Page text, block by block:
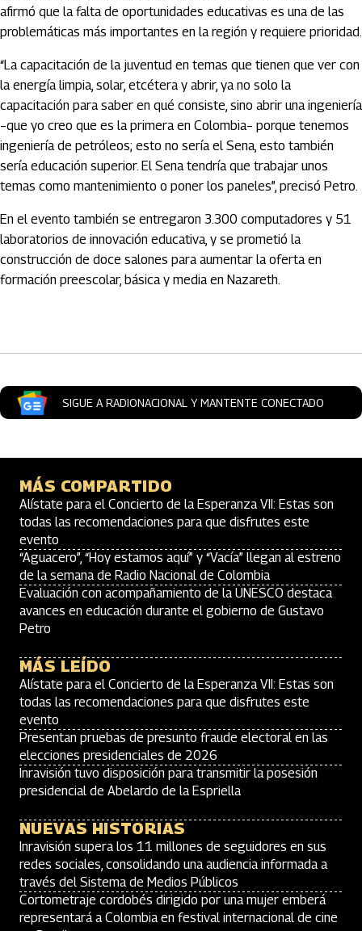
afirmó que la falta de oportunidades educativas es una de las
problemáticas más importantes en la región y requiere prioridad.
“La capacitación de la juventud en temas que tienen que ver con
la energía limpia, solar, etcétera y abrir, ya no solo la
capacitación para saber en qué consiste, sino abrir una ingeniería
–que yo creo que es la primera en Colombia– porque tenemos
ingeniería de petróleos; esto no sería el Sena, esto también
sería educación superior. El Sena tendría que trabajar unos
temas como mantenimiento o poner los paneles”, precisó Petro.
En el evento también se entregaron 3.300 computadores y 51
laboratorios de innovación educativa, y se prometió la
construcción de doce salones para aumentar la oferta en
formación preescolar, básica y media en Nazareth.
SIGUE A RADIONACIONAL Y MANTENTE CONECTADO
MÁS COMPARTIDO
Alístate para el Concierto de la Esperanza VII: Estas son
todas las recomendaciones para que disfrutes este
evento
“Aguacero”, “Hoy estamos aquí” y “Vacía” llegan al estreno
de la semana de Radio Nacional de Colombia
Evaluación con acompañamiento de la UNESCO destaca
avances en educación durante el gobierno de Gustavo
Petro
MÁS LEÍDO
Alístate para el Concierto de la Esperanza VII: Estas son
todas las recomendaciones para que disfrutes este
evento
Presentan pruebas de presunto fraude electoral en las
elecciones presidenciales de 2026
Inravisión tuvo disposición para transmitir la posesión
presidencial de Abelardo de la Espriella
NUEVAS HISTORIAS
Inravisión supera los 11 millones de seguidores en sus
redes sociales, consolidando una audiencia informada a
través del Sistema de Medios Públicos
Cortometraje cordobés dirigido por una mujer emberá
representará a Colombia en festival internacional de cine